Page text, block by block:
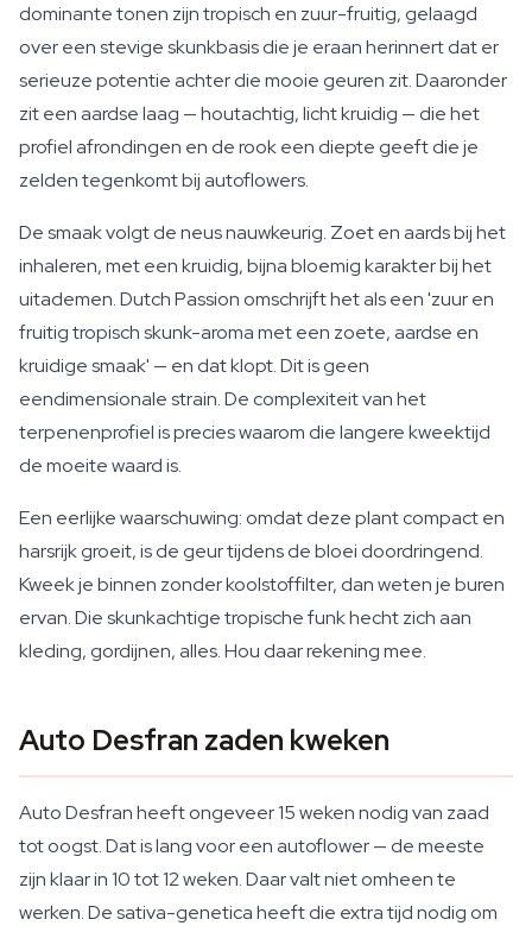
dominante tonen zijn tropisch en zuur-fruitig, gelaagd
over een stevige skunkbasis die je eraan herinnert dat er
serieuze potentie achter die mooie geuren zit. Daaronder
zit een aardse laag — houtachtig, licht kruidig — die het
profiel afrondingen en de rook een diepte geeft die je
zelden tegenkomt bij autoflowers.
De smaak volgt de neus nauwkeurig. Zoet en aards bij het
inhaleren, met een kruidig, bijna bloemig karakter bij het
uitademen. Dutch Passion omschrijft het als een 'zuur en
fruitig tropisch skunk-aroma met een zoete, aardse en
kruidige smaak' — en dat klopt. Dit is geen
eendimensionale strain. De complexiteit van het
terpenenprofiel is precies waarom die langere kweektijd
de moeite waard is.
Een eerlijke waarschuwing: omdat deze plant compact en
harsrijk groeit, is de geur tijdens de bloei doordringend.
Kweek je binnen zonder koolstoffilter, dan weten je buren
ervan. Die skunkachtige tropische funk hecht zich aan
kleding, gordijnen, alles. Hou daar rekening mee.
Auto Desfran zaden kweken
Auto Desfran heeft ongeveer 15 weken nodig van zaad
tot oogst. Dat is lang voor een autoflower — de meeste
zijn klaar in 10 tot 12 weken. Daar valt niet omheen te
werken. De sativa-genetica heeft die extra tijd nodig om